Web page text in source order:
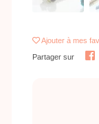
Ajouter à mes
Partager sur